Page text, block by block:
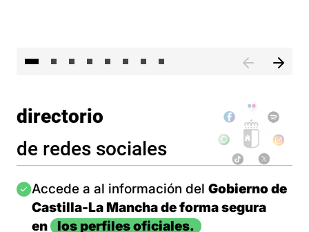
directorio
de redes sociales
Imagen
Accede a al información del Gobierno de
Castilla-La Mancha de forma segura
en
los perfiles oficiales.